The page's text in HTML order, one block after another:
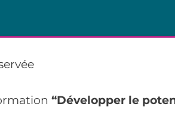
“Développer le